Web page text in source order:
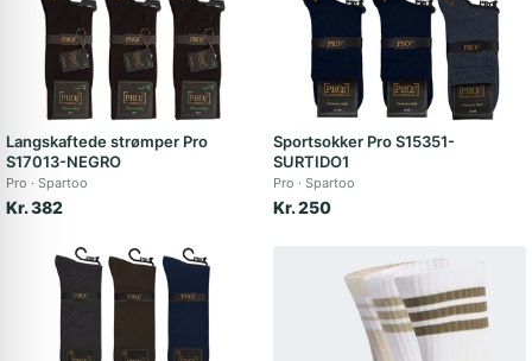
Langskaftede strømper Pro
S17013-NEGRO
Pro Spartoo
Kr. 382
Sportsokker Pro S15351-
SURTIDO1
Pro Spartoo
Kr. 250